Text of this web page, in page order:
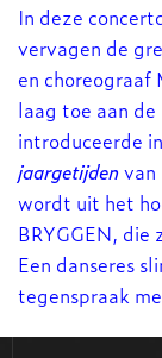
In deze
vervagen de
en choreograaf
laag toe aan
introduceerde
jaargetijden
wordt uit het
BRYGGEN,
Een danseres
tegenspraak